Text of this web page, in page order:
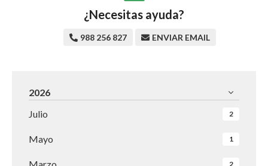
¿Necesitas ayuda?
988 256 827 ENVIAR EMAIL
2026
Julio
2
Mayo 1
2